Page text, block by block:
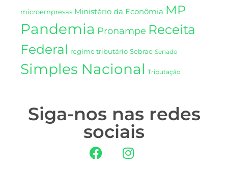
microempresas Ministério da Econômia MP
Pandemia Pronampe Receita
Federal regime tributário Sebrae Senado
Simples Nacional Tributação
Siga-nos nas redes
sociais